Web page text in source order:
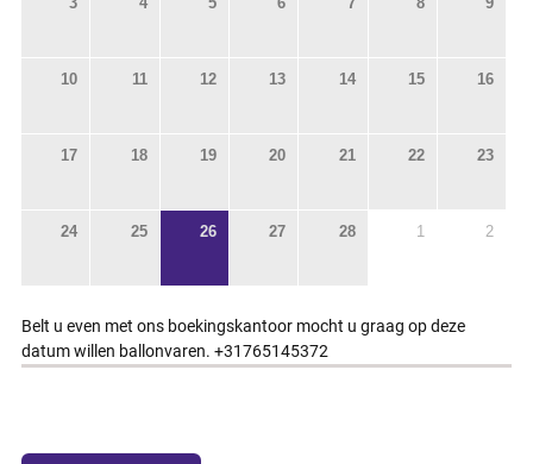
10 11 12 13 14 15 16
17 18 19 20 21 22 23
24 25 26 27 28 1 2
Belt u even met ons boekingskantoor mocht u graag op deze
datum willen ballonvaren. +31765145372